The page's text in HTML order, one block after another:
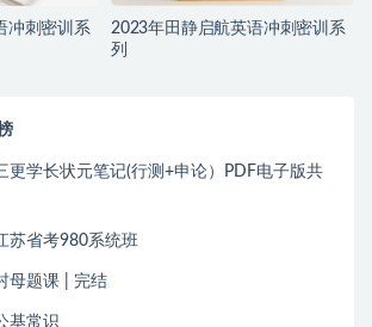
冲刺密训系
2023年田静启航英语冲刺密训系
列
更学长状元笔记(行测+申论）PDF电子版共
苏省考980系统班
母题课 | 完结
基常识